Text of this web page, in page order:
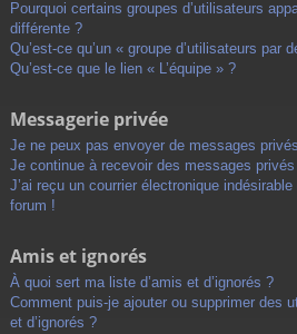
Pourquoi certains groupes d’utilisateurs
différente ?
Qu’est-ce qu’un « groupe d’utilisateurs par
Qu’est-ce que le lien « L’équipe » ?
Messagerie privée
Je ne peux pas envoyer de messages
Je continue à recevoir des messages
J’ai reçu un courrier électronique
forum !
Amis et ignorés
À quoi sert ma liste d’amis et d’ignorés ?
Comment puis-je ajouter ou supprimer des
et d’ignorés ?